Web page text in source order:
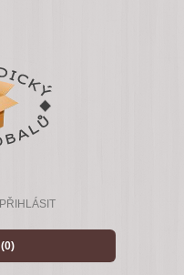
PŘIHLÁSIT
(0)